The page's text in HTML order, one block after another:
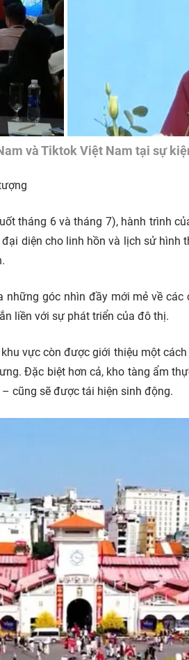
và Tiktok Việt Nam tại sự
tháng 6 và tháng 7), hành trình
diện cho linh hồn và lịch sử hình
góc nhìn đầy mới mẻ về
liền với sự phát triển của đô thị.
vực còn được giới thiệu một
Đặc biệt hơn cả, kho tàng ẩm
cũng sẽ được tái hiện sinh động.